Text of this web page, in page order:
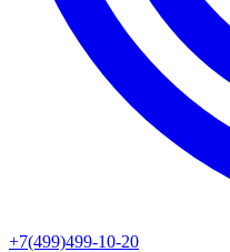
+7(499)499-10-20